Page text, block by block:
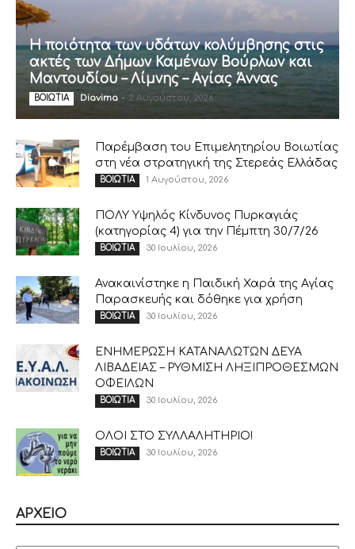
Η ποιότητα των υδάτων κολύμβησης στις
ακτές των Δήμων Καμένων Βούρλων και
Μαντουδίου – Λίμνης – Αγίας Άννας
ΒΟΙΩΤΙΑ Diavima - 2 Αυγούστου, 2026
Παρέμβαση του Επιμελητηρίου Βοιωτίας
στη νέα στρατηγική της Στερεάς Ελλάδας
ΒΟΙΩΤΙΑ 1 Αυγούστου, 2026
ΠΟΛΥ Υψηλός Κίνδυνος Πυρκαγιάς
(κατηγορίας 4) για την Πέμπτη 30/7/26
ΒΟΙΩΤΙΑ 30 Ιουλίου, 2026
Ανακαινίστηκε η Παιδική Χαρά της Αγίας
Παρασκευής και δόθηκε για χρήση
ΒΟΙΩΤΙΑ 30 Ιουλίου, 2026
ΕΝΗΜΕΡΩΣΗ ΚΑΤΑΝΑΛΩΤΩΝ ΔΕΥΑ
ΛΙΒΑΔΕΙΑΣ – ΡΥΘΜΙΣΗ ΛΗΞΙΠΡΟΘΕΣΜΩΝ
ΟΦΕΙΛΩΝ
ΒΟΙΩΤΙΑ 30 Ιουλίου, 2026
ΟΛΟΙ ΣΤΟ ΣΥΛΛΑΛΗΤΗΡΙΟ!
ΒΟΙΩΤΙΑ 30 Ιουλίου, 2026
ΑΡΧΕΙΟ
ΑΡΧΕΙΟ